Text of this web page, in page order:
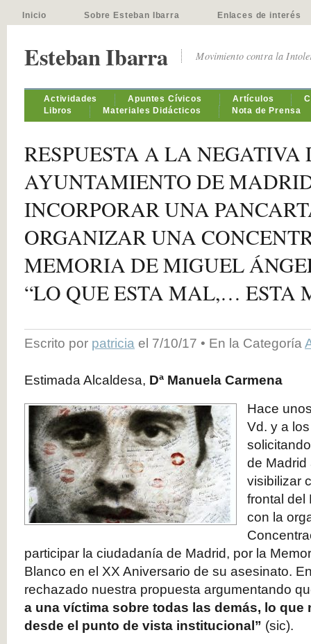
Inicio Sobre Esteban Ibarra Enlaces de interés
Esteban Ibarra Movimiento contra la
Actividades Apuntes Cívicos Artículos
Libros
Materiales Didácticos Nota de Prensa
RESPUESTA A LA NEGATIVA
AYUNTAMIENTO DE
INCORPORAR UNA
ORGANIZAR UNA
MEMORIA DE MIGUEL
“LO QUE ESTA MAL,… ESTA
Escrito por patricia el 7/10/17 • En la Categoría
Estimada Alcaldesa, Dª Manuela Carmena
Hace
Vd. y a
de Madrid
visibilizar
frontal del
con la
participar la ciudadanía de Madrid, por la
Blanco en el XX Aniversario de su asesinato.
rechazado nuestra propuesta argumentando
a una víctima sobre todas las demás, lo que
desde el punto de vista institucional” (sic).